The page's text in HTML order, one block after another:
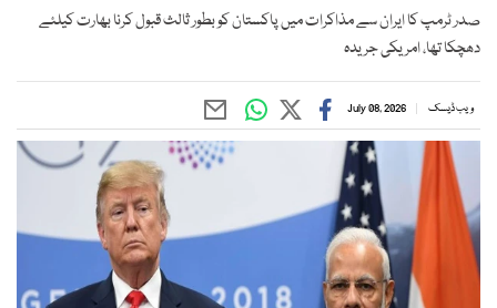
صدر ٹرمپ کا ایران سے مذاکرات میں پاکستان کو بطور ثالث قبول کرنا بھارت کیلئے
دھچکا تھا، امریکی جریدہ
ویب ڈیسک July 08, 2026